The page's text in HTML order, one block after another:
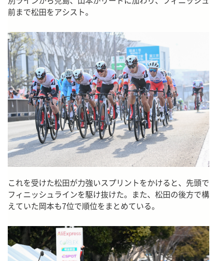
前まで松田をアシスト。
これを受けた松田が力強いスプリントをかけると、先頭で
フィニッシュラインを駆け抜けた。また、松田の後方で構
えていた岡本も7位で順位をまとめている。